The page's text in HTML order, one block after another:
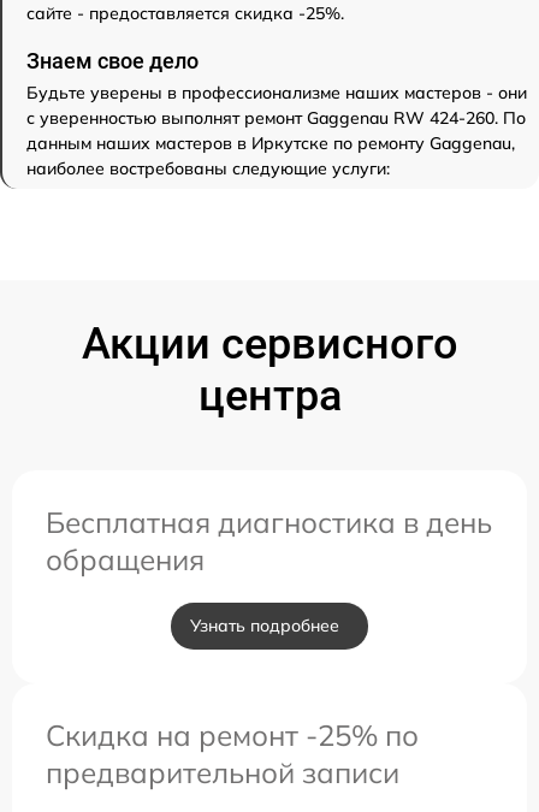
сайте - предоставляется скидка -25%.
Знаем свое дело
Будьте уверены в профессионализме наших мастеров - они
с уверенностью выполнят ремонт Gaggenau RW 424-260. По
данным наших мастеров в Иркутске по ремонту Gaggenau,
наиболее востребованы следующие услуги:
Акции сервисного
центра
Бесплатная диагностика в день
обращения
Узнать подробнее
Скидка на ремонт -25% по
предварительной записи